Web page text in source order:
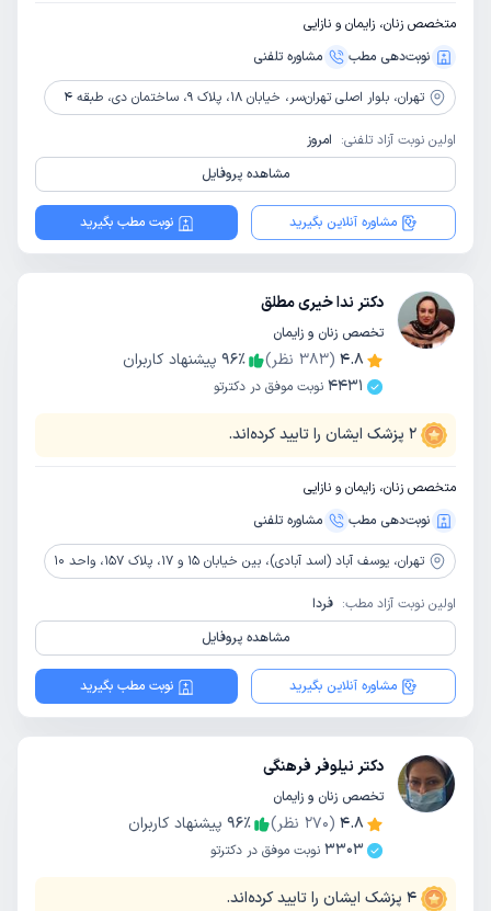
متخصص زنان، زایمان و نازایی
نوبت‌دهی مطب
مشاوره‌ تلفنی
تهران، بلوار اصلی تهران‌سر، خیابان 18، پلاک 9، ساختمان دی، طبقه 4
اولین نوبت آزاد تلفنی: امروز
مشاهده پروفایل
مشاوره آنلاین بگیرید نوبت مطب بگیرید
دکتر ندا خیری مطلق
تخصص زنان و زایمان
4.8
(
383 نظر) 96٪
پیشنهاد کاربران
4431 نوبت موفق در دکترتو
2 پزشک ایشان را تایید کرده‌اند.
متخصص زنان، زایمان و نازایی
نوبت‌دهی مطب
مشاوره‌ تلفنی
تهران، یوسف آباد (اسد آبادی)، بین خیابان 15 و 17، پلاک 157، واحد 10
اولین نوبت آزاد مطب: فردا
مشاهده پروفایل
مشاوره آنلاین بگیرید نوبت مطب بگیرید
دکتر نیلوفر فرهنگی
تخصص زنان و زایمان
4.8
(
270 نظر) 96٪
پیشنهاد کاربران
3303 نوبت موفق در دکترتو
4 پزشک ایشان را تایید کرده‌اند.